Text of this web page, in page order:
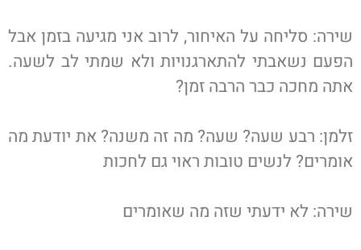
שירה: סליחה על האיחור, לרוב אני מגיעה בזמן אבל
הפעם נשאבתי להתארגנויות ולא שמתי לב לשעה.
אתה מחכה כבר הרבה זמן?
זלמן: רבע שעה? שעה? מה זה משנה? את יודעת מה
אומרים? לנשים טובות ראוי גם לחכות
שירה: לא ידעתי שזה מה שאומרים